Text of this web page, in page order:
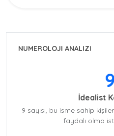
NUMEROLOJI ANALIZI
9
İdealist
9 sayısı, bu isme sahip
faydalı olma